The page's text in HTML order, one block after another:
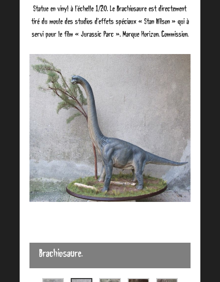
Statue en vinyl à l’échelle 1/20. Le Brachiosaure est directement
tiré du moule des studios d’effets spéciaux « Stan Wilson » qui à
servi pour le film « Jurassic Parc ». Marque Horizon. Commission.
Brachiosaure.